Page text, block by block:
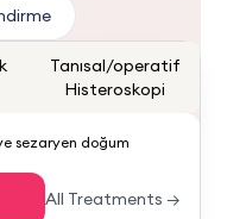
Tanısal/operatif
Histeroskopi
sezaryen doğum
All Treatments →